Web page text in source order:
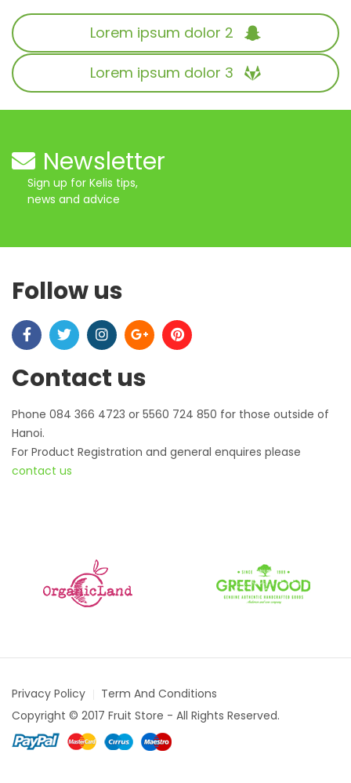
Lorem ipsum dolor 2
Lorem ipsum dolor 3
Newsletter
Sign up for Kelis tips,
news and advice
Follow us
Contact us
Phone 084 366 4723 or 5560 724 850 for those outside of
Hanoi.
For Product Registration and general enquires please
contact us
Privacy Policy
Term And Conditions
Copyright © 2017 Fruit Store - All Rights Reserved.